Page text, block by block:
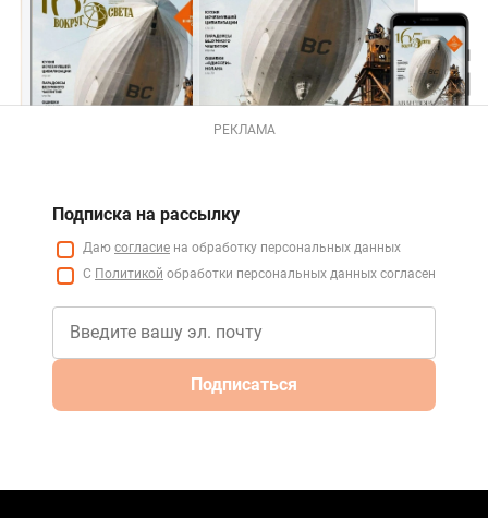
РЕКЛАМА
Подписка на рассылку
Даю согласие на обработку персональных данных
С Политикой обработки персональных данных согласен
Подписаться